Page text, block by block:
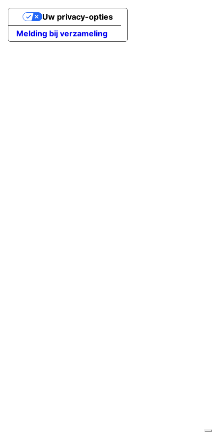
Melding bij verzameling
Uw privacy-opties